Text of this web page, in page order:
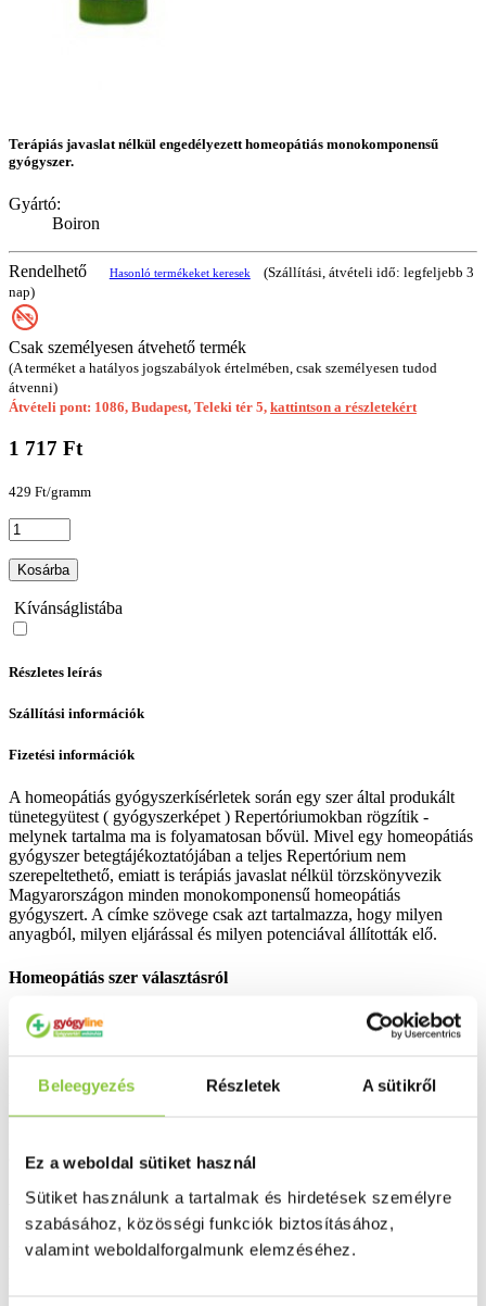
Beleegyezés Részletek A sütikről
Ez a weboldal sütiket használ
Sütiket használunk a tartalmak és hirdetések személyre
szabásához, közösségi funkciók biztosításához,
valamint weboldalforgalmunk elemzéséhez.
Terápiás javaslat nélkül engedélyezett homeopátiás monokomponensű
gyógyszer.
Gyártó:
Boiron
Rendelhető Hasonló termékeket keresek
(Szállítási, átvételi idő: legfeljebb 3
nap)
Csak személyesen átvehető termék
(A terméket a hatályos jogszabályok értelmében, csak személyesen tudod
átvenni)
Átvételi pont: 1086, Budapest, Teleki tér 5, kattintson a részletekért
1 717 Ft
429 Ft/gramm
Kosárba
Kívánságlistába
Részletes leírás
Szállítási információk
Fizetési információk
A homeopátiás gyógyszerkísérletek során egy szer által produkált
tünetegyütest ( gyógyszerképet ) Repertóriumokban rögzítik -
melynek tartalma ma is folyamatosan bővül. Mivel egy homeopátiás
gyógyszer betegtájékoztatójában a teljes Repertórium nem
szerepeltethető, emiatt is terápiás javaslat nélkül törzskönyvezik
Magyarországon minden monokomponensű homeopátiás
gyógyszert. A címke szövege csak azt tartalmazza, hogy milyen
anyagból, milyen eljárással és milyen potenciával állították elő.
Homeopátiás szer választásról
A homeopátia „hasonlót a hasonlóval" elméletéből fakadóan egy
homeopátiás szer nem egy tünetet gyógyít, hanem a diagnózis
funkcionális tüneteivel, valamint magatartásbeli zavaraival. A
megfelelő homeopátiás szer kiválasztásakor a beteg által
megismert tünetegyüttest kell összevetni a homeopátiás
amelyik legjobban megegyezik.
Általános leírás
A homeopátiás monokomponensű gyógyszerek egy összetevőt
tartalmaznak. A felhasznált alapanyag különféle eredetű lehet: